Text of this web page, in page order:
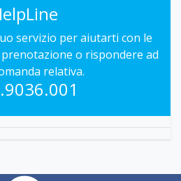
servizio per aiutarti con le
o rispondere ad
relativa.